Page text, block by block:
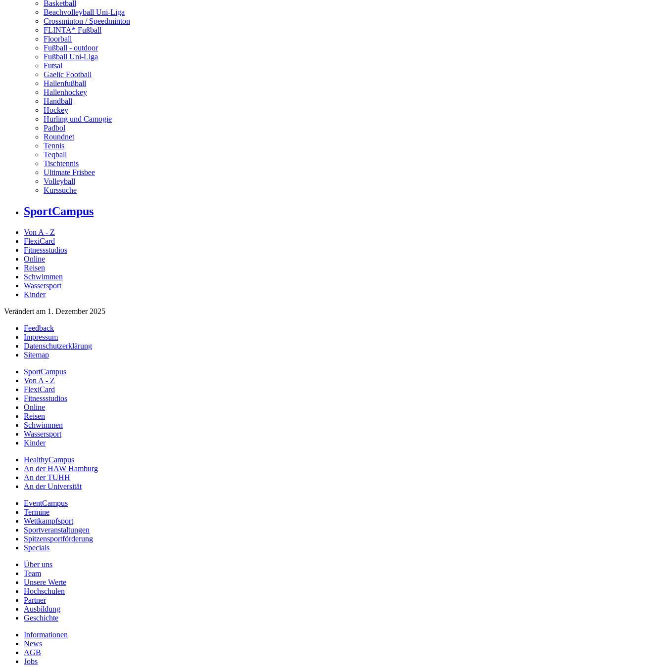
Basketball
Beachvolleyball Uni-Liga
Crossminton / Speedminton
FLINTA* Fußball
Floorball
Fußball - outdoor
Fußball Uni-Liga
Futsal
Gaelic Football
Hallenfußball
Hallenhockey
Handball
Hockey
Hurling und Camogie
Padbol
Roundnet
Tennis
Teqball
Tischtennis
Ultimate Frisbee
Volleyball
Kurssuche
SportCampus
Von A - Z
FlexiCard
Fitnessstudios
Online
Reisen
Schwimmen
Wassersport
Kinder
Verändert am 1. Dezember 2025
Feedback
Impressum
Datenschutzerklärung
Sitemap
SportCampus
Von A - Z
FlexiCard
Fitnessstudios
Online
Reisen
Schwimmen
Wassersport
Kinder
HealthyCampus
An der HAW Hamburg
An der TUHH
An der Universität
EventCampus
Termine
Wettkampfsport
Sportveranstaltungen
Spitzensportförderung
Specials
Über uns
Team
Unsere Werte
Hochschulen
Partner
Ausbildung
Geschichte
Informationen
News
AGB
Jobs